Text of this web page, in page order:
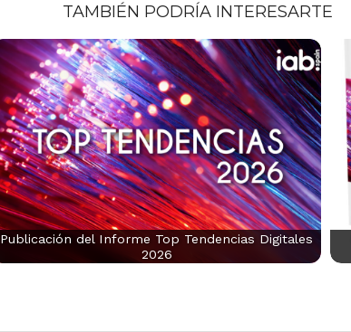
TAMBIÉN PODRÍA INTERESARTE
Publicación del Informe Top Tendencias Digitales
2026